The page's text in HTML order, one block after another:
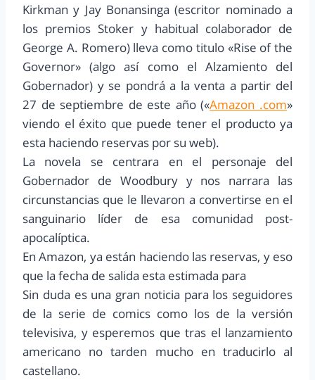
Kirkman y Jay Bonansinga (escritor nominado a
los premios Stoker y habitual colaborador de
George A. Romero) lleva como titulo «Rise of the
Governor» (algo así como el Alzamiento del
Gobernador) y se pondrá a la venta a partir del
27 de septiembre de este año («Amazon .com»
viendo el éxito que puede tener el producto ya
esta haciendo reservas por su web).
La novela se centrara en el personaje del
Gobernador de Woodbury y nos narrara las
circunstancias que le llevaron a convertirse en el
sanguinario líder de esa comunidad post-
apocalíptica.
En Amazon, ya están haciendo las reservas, y eso
que la fecha de salida esta estimada para
Sin duda es una gran noticia para los seguidores
de la serie de comics como los de la versión
televisiva, y esperemos que tras el lanzamiento
americano no tarden mucho en traducirlo al
castellano.